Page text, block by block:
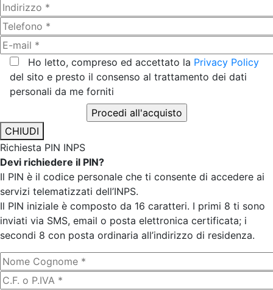
Ho letto, compreso ed accettato la Privacy Policy
del sito e presto il consenso al trattamento dei dati
personali da me forniti
CHIUDI
Richiesta PIN INPS
Devi richiedere il PIN?
Il PIN è il codice personale che ti consente di accedere ai
servizi telematizzati dell’INPS.
Il PIN iniziale è composto da 16 caratteri. I primi 8 ti sono
inviati via SMS, email o posta elettronica certificata; i
secondi 8 con posta ordinaria all’indirizzo di residenza.